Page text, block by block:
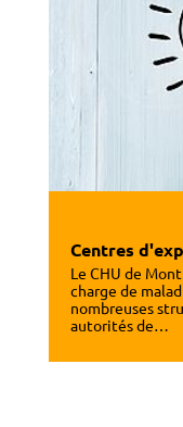
Centres
Le CHU de
charge de
nombreuses
autorités de…